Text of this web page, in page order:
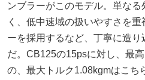
ンブラーがこのモデル。単な
く、低中速域の扱いやすさを
ーを採用するなど、丁寧に造
だ。CB125の15psに対し、最
の、最大トルク1.08kgmはこち